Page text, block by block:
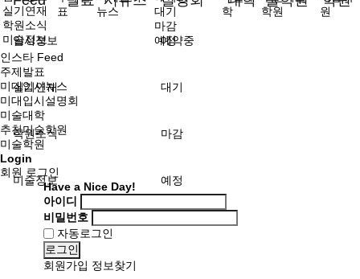
입시정보
실기연재
학원소식
미술정보
예약중
대기
마감
예정
실기연재
학원소식
미술정보
표
뉴스
대기
마감
예정
학
학원
원
인스타 Feed
주제발표
미대입시뉴스
미대입시설명회
미술대학
추천미술학원
미술학원
Login
회원 로그인
Have a Nice Day!
아이디
비밀번호
자동로그인
로그인
회원가입 정보찾기